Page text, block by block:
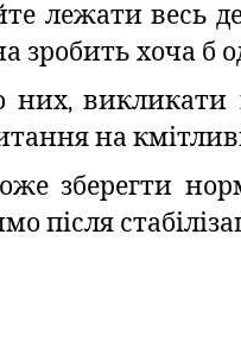
лежати весь
хоча б
викликати
на
зберегти